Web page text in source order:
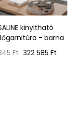
kinyitható
- barna
Ft Ár
322 585 Ft
›